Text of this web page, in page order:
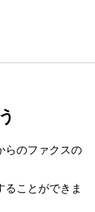
らのファクスの
ることができま